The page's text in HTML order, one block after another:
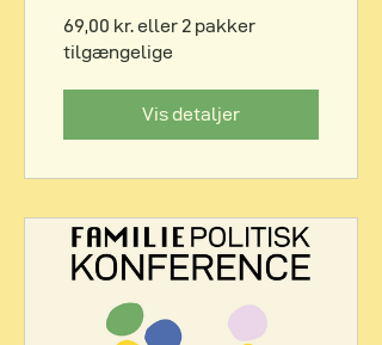
69,00 kr. eller 2 pakker
tilgængelige
Vis detaljer